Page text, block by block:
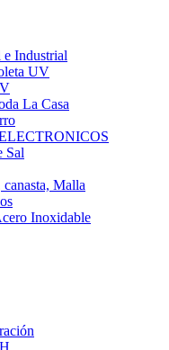
e Industrial
UV
La Casa
Sal
Malla
Inoxidable